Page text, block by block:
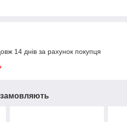
14 днів за рахунок покупця